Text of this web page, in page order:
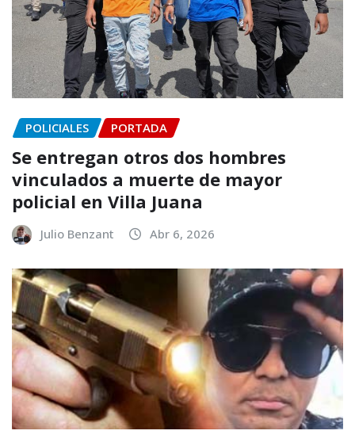
POLICIALES PORTADA
Se entregan otros dos hombres
vinculados a muerte de mayor
policial en Villa Juana
Julio Benzant Abr 6, 2026